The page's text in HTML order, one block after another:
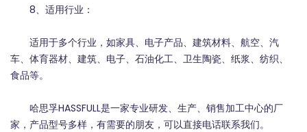
8、适用行业：
适用于多个行业，如家具、电子产品、建筑材料、航空、汽
车、体育器材、建筑、电子、石油化工、卫生陶瓷、纸浆、纺织、
食品等。
哈思孚HASSFULL是一家专业研发、生产、销售加工中心的厂
家，产品型号多样，有需要的朋友，可以直接电话联系我们。